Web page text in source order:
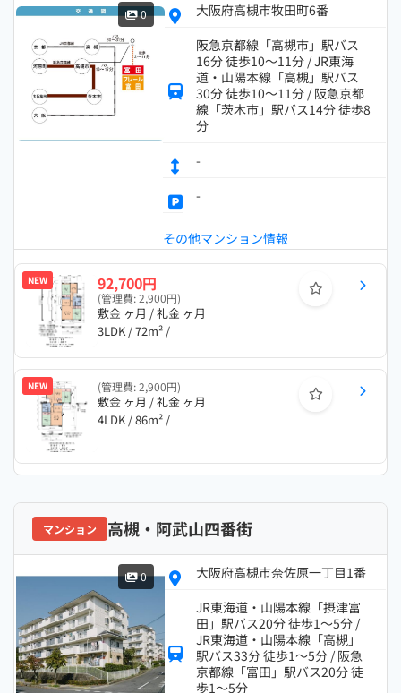
0
大阪府高槻市牧田町6番
阪急京都線「高槻市」駅バス
16分 徒歩10～11分 / JR東海
道・山陽本線「高槻」駅バス
30分 徒歩10～11分 / 阪急京都
線「茨木市」駅バス14分 徒歩8
分
-
-
その他マンション情報
NEW 92,700円
(管理費: 2,900円)
敷金 ヶ月 / 礼金 ヶ月
3LDK / 72m² /
NEW (管理費: 2,900円)
敷金 ヶ月 / 礼金 ヶ月
4LDK / 86m² /
マンション 高槻・阿武山四番街
0
大阪府高槻市奈佐原一丁目1番
JR東海道・山陽本線「摂津富
田」駅バス20分 徒歩1～5分 /
JR東海道・山陽本線「高槻」
駅バス33分 徒歩1～5分 / 阪急
京都線「富田」駅バス20分 徒
歩1～5分